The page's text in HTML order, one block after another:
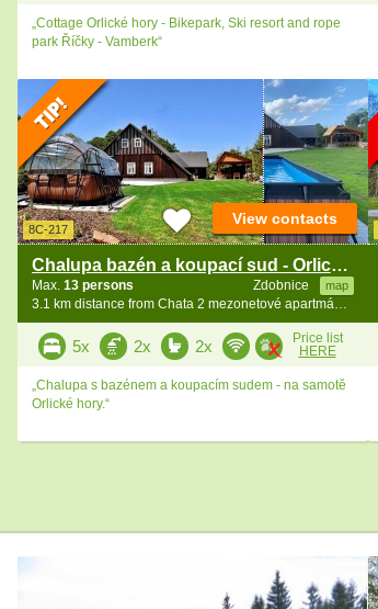
„Cottage Orlické hory - Bikepark, Ski resort and rope
park Říčky - Vamberk“
8C-217
Chalupa bazén a koupací sud - Orlické hory
Zdobnice map
Max. 13 persons
3.1 km distance from Chata 2 mezonetové apartmány - Zakletý
View contacts
5x 2x 2x
Price list
HERE
„Chalupa s bazénem a koupacím sudem - na samotě
Orlické hory.“